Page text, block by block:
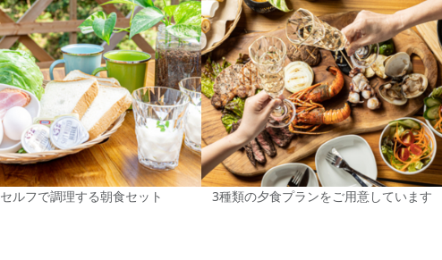
セルフで調理する朝食セット 3種類の夕食プランをご用意しています